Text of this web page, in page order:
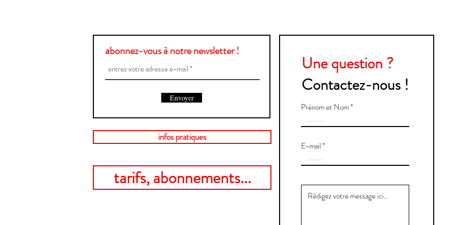
abonnez-vous à notre newsletter !
Envoyer
infos pratiques
tarifs, abonnements...
Une question ?
Contactez-nous !
Prénom et Nom
E-mail